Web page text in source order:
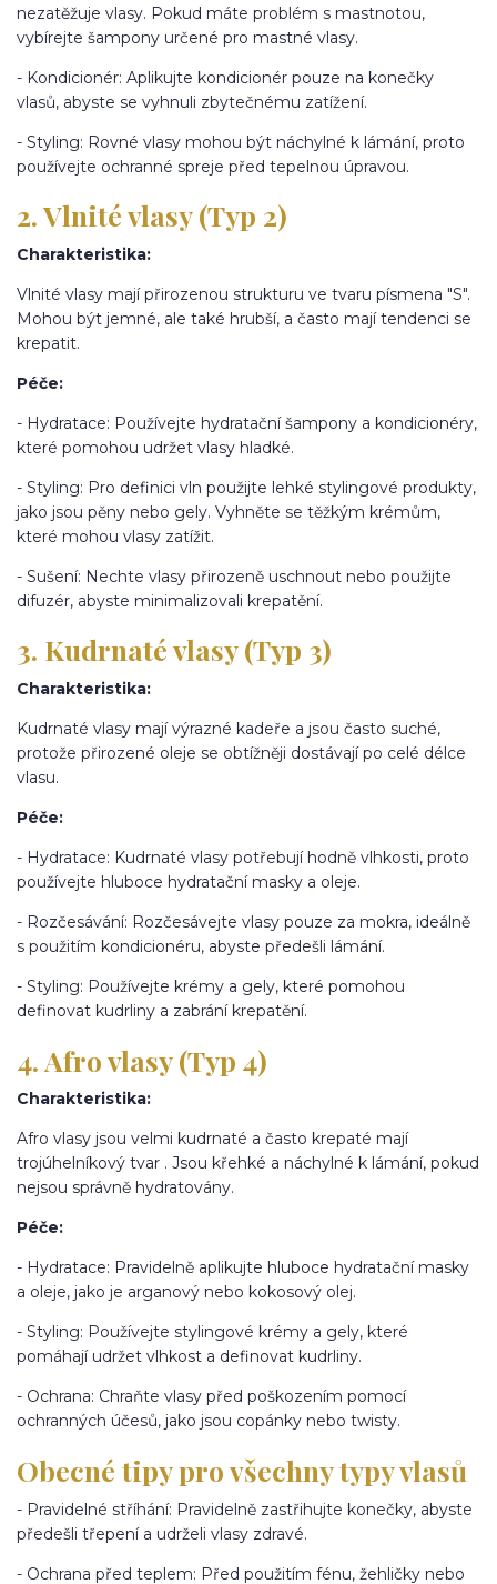
nezatěžuje vlasy. Pokud máte problém s mastnotou,
vybírejte šampony určené pro mastné vlasy.
- Kondicionér: Aplikujte kondicionér pouze na konečky
vlasů, abyste se vyhnuli zbytečnému zatížení.
- Styling: Rovné vlasy mohou být náchylné k lámání, proto
používejte ochranné spreje před tepelnou úpravou.
2. Vlnité vlasy (Typ 2)
Charakteristika:
Vlnité vlasy mají přirozenou strukturu ve tvaru písmena "S".
Mohou být jemné, ale také hrubší, a často mají tendenci se
krepatit.
Péče:
- Hydratace: Používejte hydratační šampony a kondicionéry,
které pomohou udržet vlasy hladké.
- Styling: Pro definici vln použijte lehké stylingové produkty,
jako jsou pěny nebo gely. Vyhněte se těžkým krémům,
které mohou vlasy zatížit.
- Sušení: Nechte vlasy přirozeně uschnout nebo použijte
difuzér, abyste minimalizovali krepatění.
3. Kudrnaté vlasy (Typ 3)
Charakteristika:
Kudrnaté vlasy mají výrazné kadeře a jsou často suché,
protože přirozené oleje se obtížněji dostávají po celé délce
vlasu.
Péče:
- Hydratace: Kudrnaté vlasy potřebují hodně vlhkosti, proto
používejte hluboce hydratační masky a oleje.
- Rozčesávání: Rozčesávejte vlasy pouze za mokra, ideálně
s použitím kondicionéru, abyste předešli lámání.
- Styling: Používejte krémy a gely, které pomohou
definovat kudrliny a zabrání krepatění.
4. Afro vlasy (Typ 4)
Charakteristika:
Afro vlasy jsou velmi kudrnaté a často krepaté mají
trojúhelníkový tvar . Jsou křehké a náchylné k lámání, pokud
nejsou správně hydratovány.
Péče:
- Hydratace: Pravidelně aplikujte hluboce hydratační masky
a oleje, jako je arganový nebo kokosový olej.
- Styling: Používejte stylingové krémy a gely, které
pomáhají udržet vlhkost a definovat kudrliny.
- Ochrana: Chraňte vlasy před poškozením pomocí
ochranných účesů, jako jsou copánky nebo twisty.
Obecné tipy pro všechny typy vlasů
- Pravidelné stříhání: Pravidelně zastřihujte konečky, abyste
předešli třepení a udrželi vlasy zdravé.
- Ochrana před teplem: Před použitím fénu, žehličky nebo